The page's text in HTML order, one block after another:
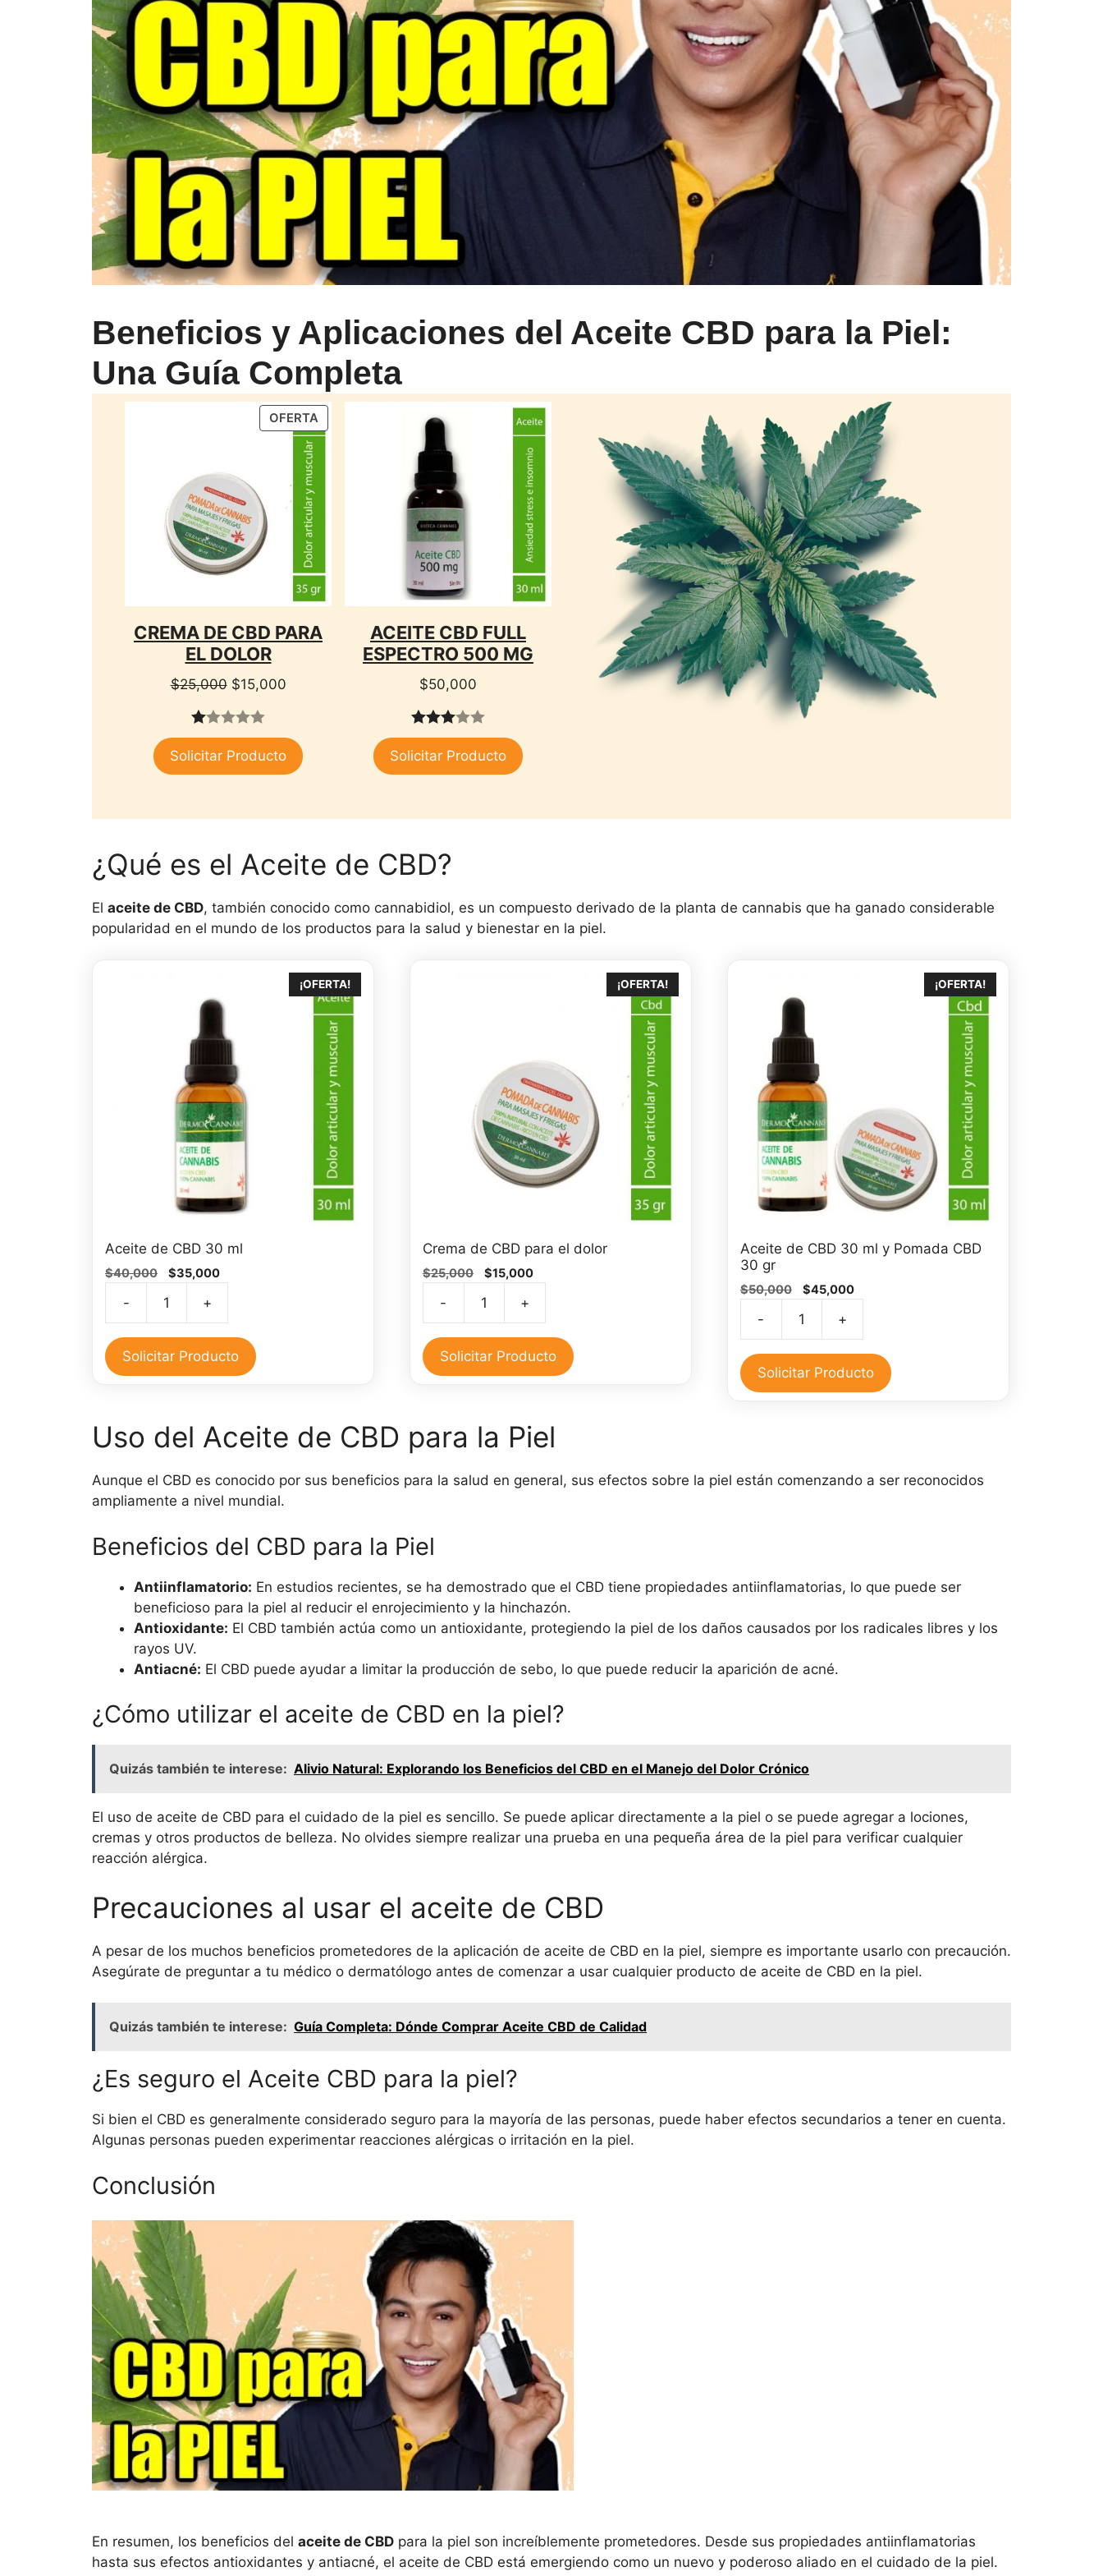
Beneficios y Aplicaciones del Aceite CBD para la Piel:
Una Guía Completa
OFERTAPRODUCTO
EN
CREMA DE CBD PARA
EL DOLOR
$25,000 El
original
$25,000.
$15,000El
es:
$15,000.
1.
00
Solicitar Producto
ACEITE CBD FULL
ESPECTRO 500 MG
$50,000
3.00
de 5
Solicitar Producto
¿Qué es el Aceite de CBD?
El aceite de CBD, también conocido como cannabidiol, es un compuesto derivado de la planta de cannabis que ha ganado considerable
popularidad en el mundo de los productos para la salud y bienestar en la piel.
¡OFERTA!
Aceite de CBD 30 ml
$40,000
El
original
era:
$40,000.
$35,000El
es:
$35,000.
-
CBD
30
+
Solicitar Producto
¡OFERTA!
Crema de CBD para el dolor
$25,000
El
original
era:
$25,000.
$15,000El
es:
$15,000.
-
CBD
para
cantidad
+
Solicitar Producto
¡OFERTA!
Aceite de CBD 30 ml y Pomada CBD
30 gr
$50,000
El
original
era:
$50,000.
$45,000El
es:
$45,000.
-
CBD
30
CBD
+
Solicitar Producto
Uso del Aceite de CBD para la Piel
Aunque el CBD es conocido por sus beneficios para la salud en general, sus efectos sobre la piel están comenzando a ser reconocidos
ampliamente a nivel mundial.
Beneficios del CBD para la Piel
Antiinflamatorio: En estudios recientes, se ha demostrado que el CBD tiene propiedades antiinflamatorias, lo que puede ser
beneficioso para la piel al reducir el enrojecimiento y la hinchazón.
Antioxidante: El CBD también actúa como un antioxidante, protegiendo la piel de los daños causados por los radicales libres y los
rayos UV.
Antiacné: El CBD puede ayudar a limitar la producción de sebo, lo que puede reducir la aparición de acné.
¿Cómo utilizar el aceite de CBD en la piel?
Quizás también te interese: Alivio Natural: Explorando los Beneficios del CBD en el Manejo del Dolor Crónico
El uso de aceite de CBD para el cuidado de la piel es sencillo. Se puede aplicar directamente a la piel o se puede agregar a lociones,
cremas y otros productos de belleza. No olvides siempre realizar una prueba en una pequeña área de la piel para verificar cualquier
reacción alérgica.
Precauciones al usar el aceite de CBD
A pesar de los muchos beneficios prometedores de la aplicación de aceite de CBD en la piel, siempre es importante usarlo con precaución.
Asegúrate de preguntar a tu médico o dermatólogo antes de comenzar a usar cualquier producto de aceite de CBD en la piel.
Quizás también te interese: Guía Completa: Dónde Comprar Aceite CBD de Calidad
¿Es seguro el Aceite CBD para la piel?
Si bien el CBD es generalmente considerado seguro para la mayoría de las personas, puede haber efectos secundarios a tener en cuenta.
Algunas personas pueden experimentar reacciones alérgicas o irritación en la piel.
Conclusión
En resumen, los beneficios del aceite de CBD para la piel son increíblemente prometedores. Desde sus propiedades antiinflamatorias
hasta sus efectos antioxidantes y antiacné, el aceite de CBD está emergiendo como un nuevo y poderoso aliado en el cuidado de la piel.